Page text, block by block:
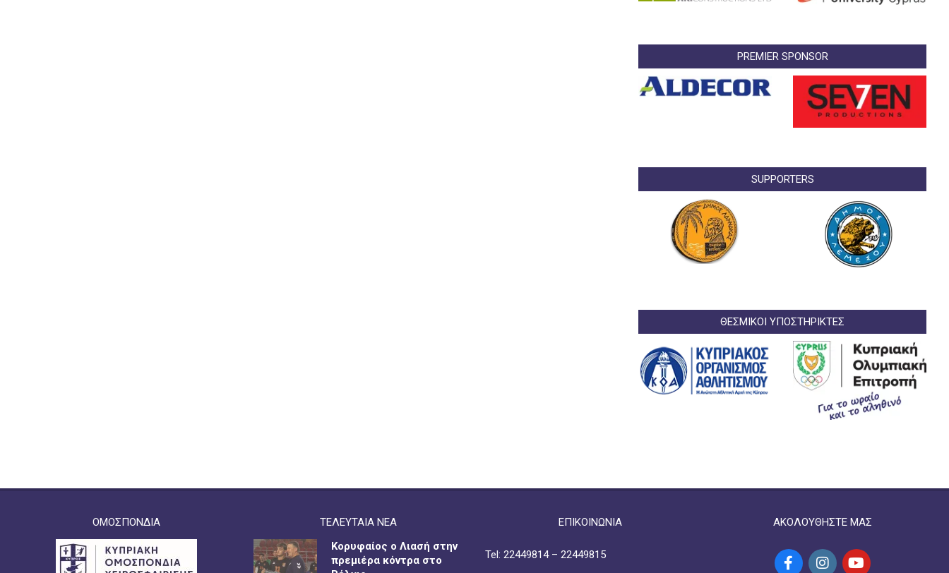
PREMIER SPONSOR
SUPPORTERS
ΘΕΣΜΙΚΟΙ ΥΠΟΣΤΗΡΙΚΤΕΣ
ΟΜΟΣΠΟΝΔΙΑ
ΤΕΛΕΥΤΑΙΑ ΝΕΑ
Κορυφαίος ο Λιασή στην
πρεμιέρα κόντρα στο
ΕΠΙΚΟΙΝΩΝΙΑ
Tel: 22449814 – 22449815
ΑΚΟΛΟΥΘΗΣΤΕ ΜΑΣ